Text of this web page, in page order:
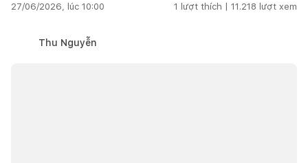
27/06/2026, lúc 10:00 1 lượt thích | 11.218 lượt xem
Thu Nguyễn